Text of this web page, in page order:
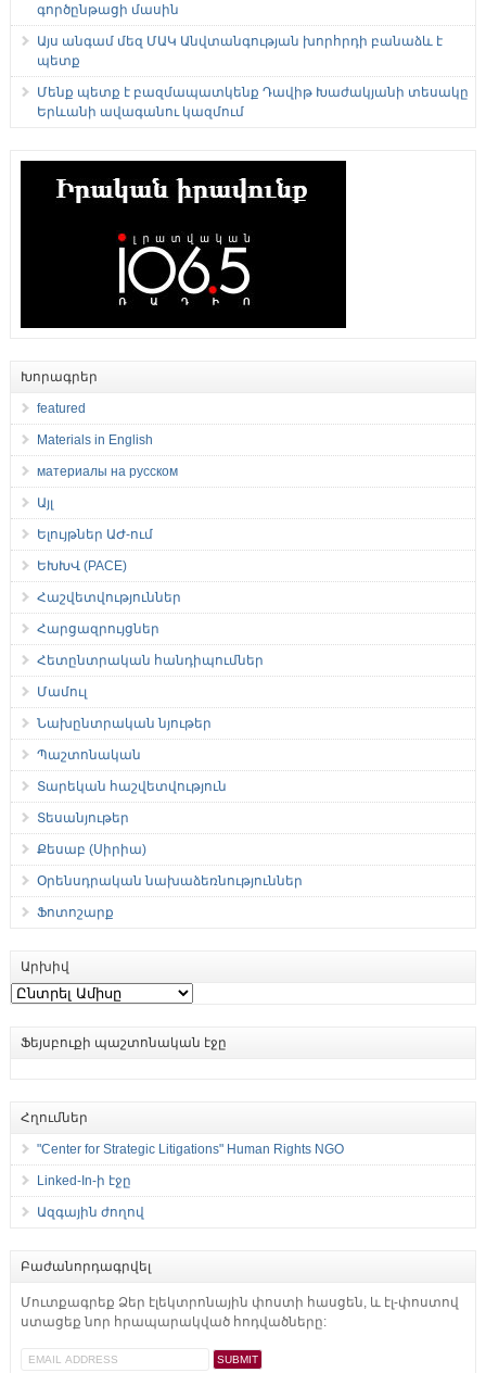
գործընթացի մասին
Այս անգամ մեզ ՄԱԿ Անվտանգության խորհրդի բանաձև է
պետք
Մենք պետք է բազմապատկենք Դավիթ Խաժակյանի տեսակը
Երևանի ավագանու կազմում
Խորագրեր
featured
Materials in English
материалы на русском
Այլ
Ելույթներ ԱԺ-ում
ԵԽԽՎ (PACE)
Հաշվետվություններ
Հարցազրույցներ
Հետընտրական հանդիպումներ
Մամուլ
Նախընտրական նյութեր
Պաշտոնական
Տարեկան հաշվետվություն
Տեսանյութեր
Քեսաբ (Սիրիա)
Օրենսդրական նախաձեռնություններ
Ֆոտոշարք
Արխիվ
Արխիվ
Ֆեյսբուքի պաշտոնական էջը
Հղումներ
"Center for Strategic Litigations" Human Rights NGO
Linked-In-ի էջը
Ազգային ժողով
Բաժանորդագրվել
Մուտքագրեք Ձեր էլեկտրոնային փոստի հասցեն, և էլ-փոստով
ստացեք նոր հրապարակված հոդվածները: